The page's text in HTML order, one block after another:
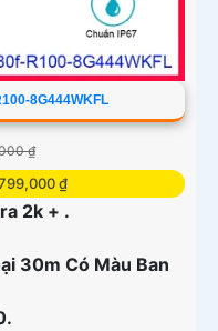
8G444WKFL
₫
₫
2k + .
30m Có Màu Ban